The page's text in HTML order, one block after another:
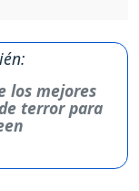
los mejores
terror para